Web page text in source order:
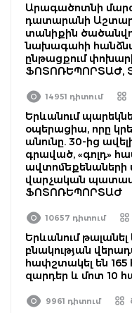
Արագածոտնի
դատարանի
տանիքին
նախագահի
ընթացքում
ՖՈՏՈՌԵՊՈՐՏԱԺ,
14951 դիտում
Երևանում
օպերացիա, որը
անունը. 30-ից
գրաված, «գոլդ»
ավտոմեքենաների
վարչական
ՖՈՏՈՌԵՊՈՐՏԱԺ
10657 դիտում
Երևանում
բնակության
հափշտակել են
զարդեր և մոտ 10
9961 դիտում